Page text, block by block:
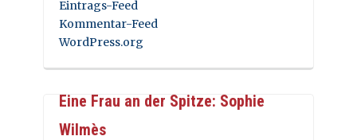
Eintrags-Feed
Kommentar-Feed
WordPress.org
Eine Frau an der Spitze: Sophie
Wilmès